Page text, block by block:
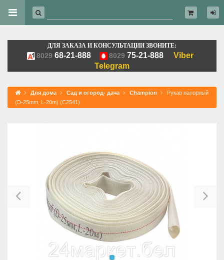
ДЛЯ ЗАКАЗА И КОНСУЛЬТАЦИИ ЗВОНИТЕ:
8029 68-21-888 8029 75-21-888
Viber
Telegram
Для дома Сад и огород- дача Champion
Рукав напорный
(D-25mm, L-20m) (C2541)
Previous